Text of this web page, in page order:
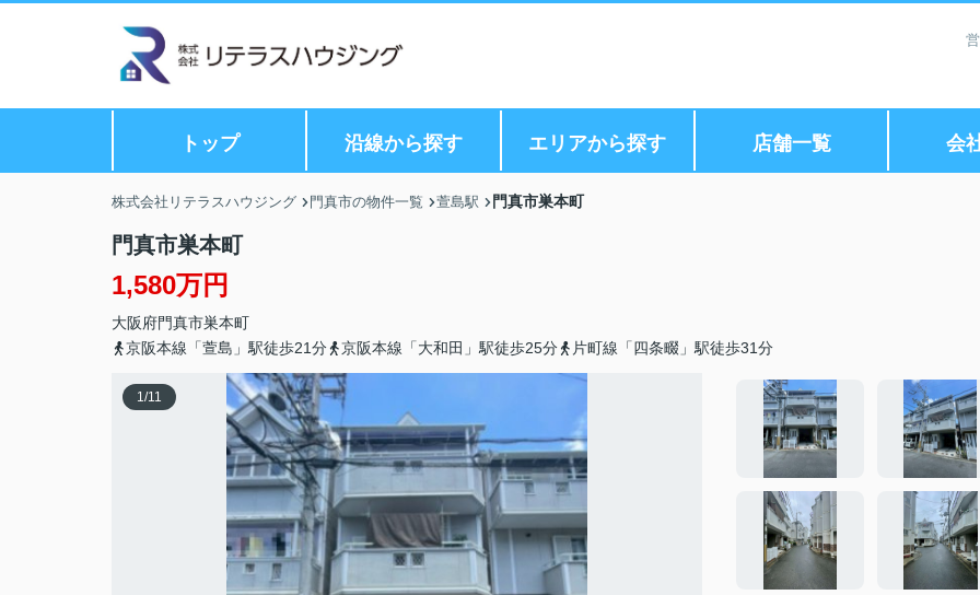
トップ 沿線から探す エリアから探す 店舗一覧 会
株式会社リテラスハウジング 門真市の物件一覧 萱島駅 門真市巣本町
門真市巣本町
1,580万円
大阪府門真市巣本町
京阪本線「萱島」駅徒歩21分
京阪本線「大和田」駅徒歩25分 片町線「四条畷」駅徒歩31分
1/11